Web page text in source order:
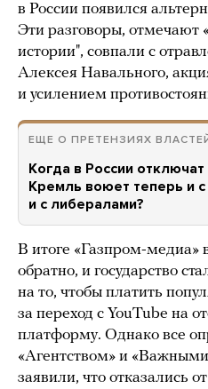
в России появился
Эти разговоры, отмечают
истории", совпали с
Алексея Навального,
и усилением
ЕЩЕ О ПРЕТЕНЗИЯХ ВЛАСТЕЙ
Когда в России
Кремль воюет теперь и
и с либералами?
В итоге «Газпром-медиа»
обратно, и государство
на то, чтобы платить
за переход с YouTube на
платформу. Однако все
«Агентством» и
заявили, что отказались